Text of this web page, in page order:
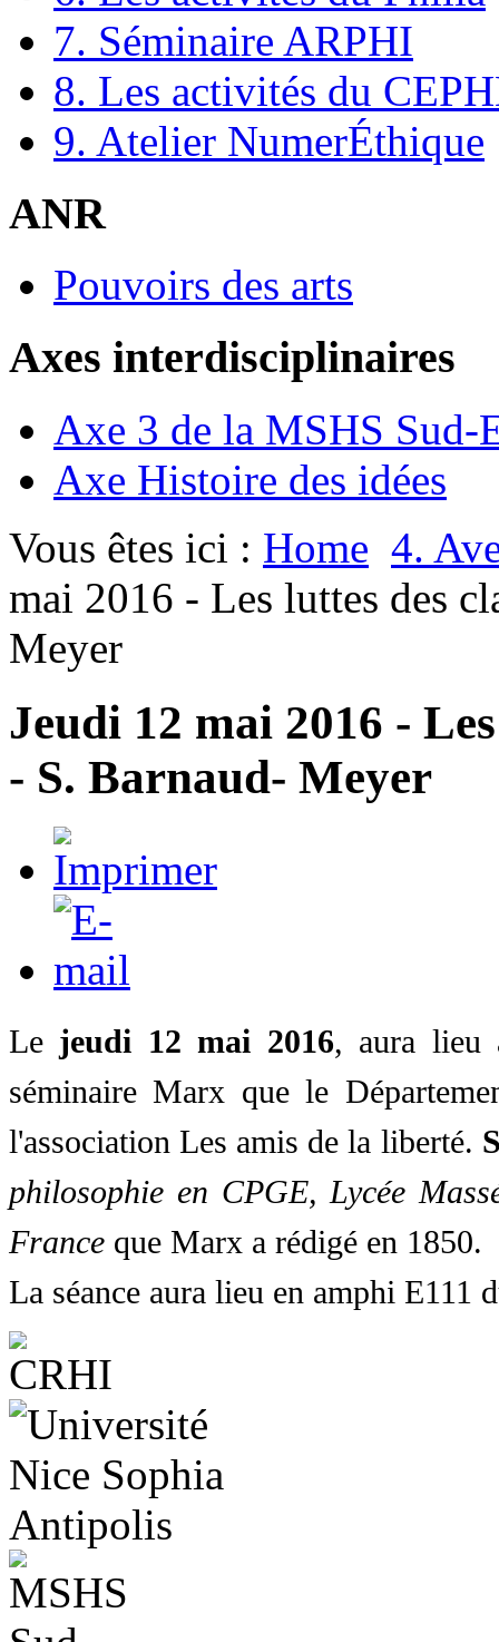
7. Séminaire ARPHI
8. Les activités du
9. Atelier NumerÉthique
ANR
Pouvoirs des arts
Axes interdisciplinaires
Axe 3 de la MSHS Sud-
Axe Histoire des idées
Vous êtes ici : Home 4.
mai 2016 - Les luttes des
Meyer
Jeudi 12 mai 2016 -
- S. Barnaud- Meyer
Le jeudi 12 mai 2016, aura lieu
séminaire Marx que le
l'association Les amis de la liberté.
philosophie en CPGE, Lycée
France que Marx a rédigé en 1850.
La séance aura lieu en amphi E111